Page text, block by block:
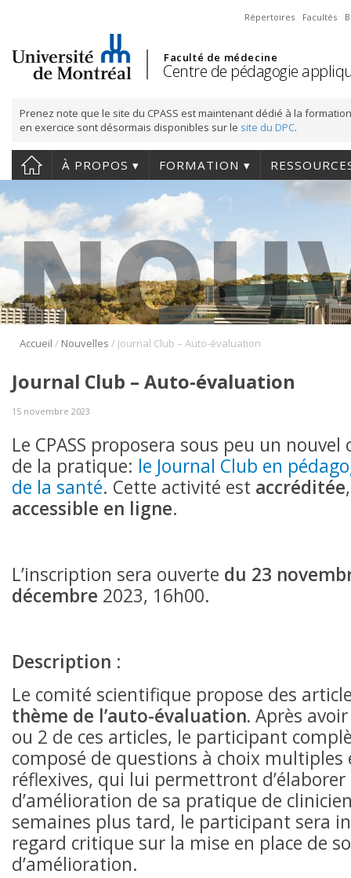
Répertoires Facultés
Faculté de médecine
Centre de pédagogie
Prenez note que le site du CPASS est maintenant dédié à la
en exercice sont désormais disponibles sur le site du DPC.
À PROPOS FORMATION
Accueil / Nouvelles / Journal Club – Auto-évaluation
Journal Club – Auto-évaluation
15 novembre 2023
Le CPASS proposera sous peu un
de la pratique: le Journal Club en
de la santé. Cette activité est accréditée
accessible en ligne.
L’inscription sera ouverte du 23
décembre 2023, 16h00.
Description :
Le comité scientifique propose des
thème de l’auto-évaluation. Après
ou 2 de ces articles, le participant
composé de questions à choix multiples
réflexives, qui lui permettront
d’amélioration de sa pratique de
semaines plus tard, le participant sera
regard critique sur la mise en place de
d’amélioration.